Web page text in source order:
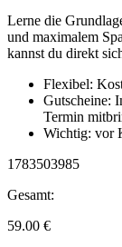
Lerne die
und maximalem
kannst du direkt
Flexibel:
Gutscheine:
Termin
Wichtig: vor
1783503985
Gesamt:
59.00 €